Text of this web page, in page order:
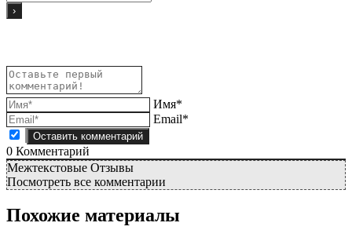
Имя*
Email*
0 Комментарий
Межтекстовые Отзывы
Посмотреть все комментарии
Похожие материалы